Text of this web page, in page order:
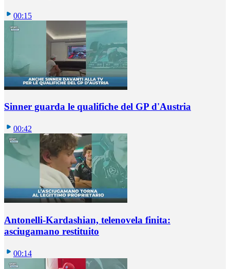
00:15
Sinner guarda le qualifiche del GP d'Austria
00:42
Antonelli-Kardashian, telenovela finita:
asciugamano restituito
00:14